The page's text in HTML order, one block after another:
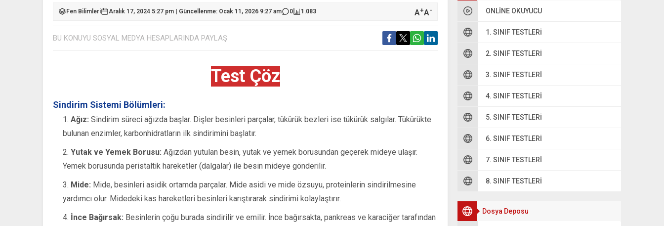
ONLINE OKUYUCU
1. SINIF TESTLERI
2. SINIF TESTLERI
3. SINIF TESTLERI
4. SINIF TESTLERI
5. SINIF TESTLERI
6. SINIF TESTLERI
7. SINIF TESTLERI
8. SINIF TESTLERI
Dosya Deposu
Fen Bilimleri Aralık 17, 2024 5:27 pm | Güncellenme: Ocak 11, 2026 9:27 am 0 1.083 A+A-
BU KONUYU SOSYAL MEDYA HESAPLARINDA PAYLAŞ
Test Çöz
Sindirim Sistemi Bölümleri:
Ağız: Sindirim süreci ağızda başlar. Dişler besinleri parçalar, tükürük bezleri ise tükürük salgılar. Tükürükte
bulunan enzimler, karbonhidratların ilk sindirimini başlatır.
Yutak ve Yemek Borusu: Ağızdan yutulan besin, yutak ve yemek borusundan geçerek mideye ulaşır.
Yemek borusunda peristaltik hareketler (dalgalar) ile besin mideye gönderilir.
Mide: Mide, besinleri asidik ortamda parçalar. Mide asidi ve mide özsuyu, proteinlerin sindirilmesine
yardımcı olur. Midedeki kas hareketleri besinleri karıştırarak sindirimi kolaylaştırır.
İnce Bağırsak: Besinlerin çoğu burada sindirilir ve emilir. İnce bağırsakta, pankreas ve karaciğer tarafından